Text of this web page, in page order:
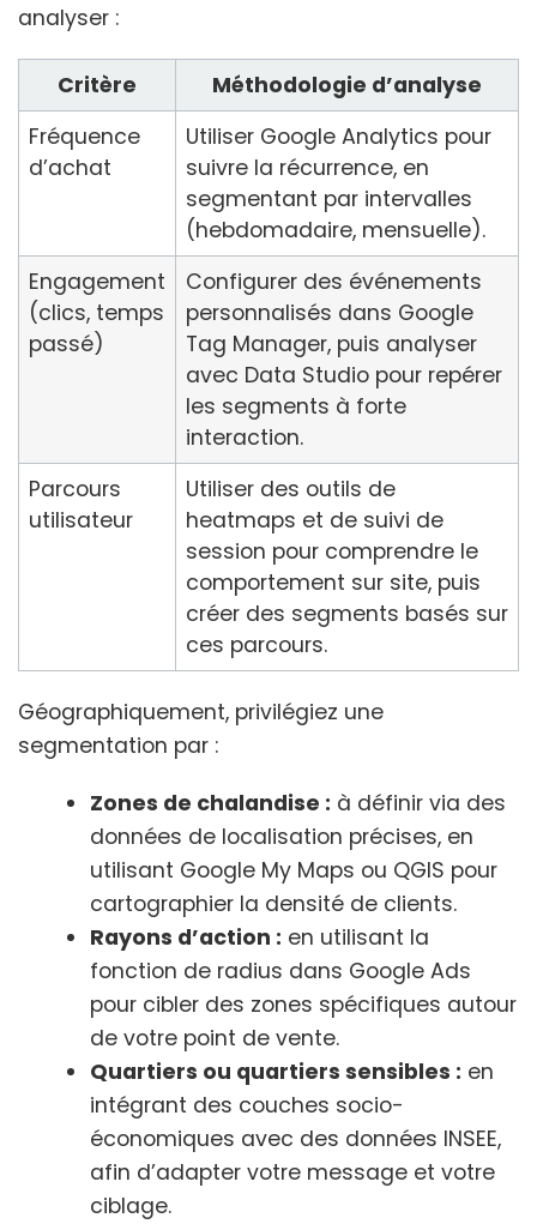
analyser :
Critère
Méthodologie d’analyse
Fréquence
d’achat
Utiliser Google Analytics pour
suivre la récurrence, en
segmentant par intervalles
(hebdomadaire, mensuelle).
Engagement
(clics, temps
passé)
Configurer des événements
personnalisés dans Google
Tag Manager, puis analyser
avec Data Studio pour repérer
les segments à forte
interaction.
Parcours
utilisateur
Utiliser des outils de
heatmaps et de suivi de
session pour comprendre le
comportement sur site, puis
créer des segments basés sur
ces parcours.
Géographiquement, privilégiez une
segmentation par :
Zones de chalandise : à définir via des
données de localisation précises, en
utilisant Google My Maps ou QGIS pour
cartographier la densité de clients.
Rayons d’action : en utilisant la
fonction de radius dans Google Ads
pour cibler des zones spécifiques autour
de votre point de vente.
Quartiers ou quartiers sensibles : en
intégrant des couches socio-
économiques avec des données INSEE,
afin d’adapter votre message et votre
ciblage.